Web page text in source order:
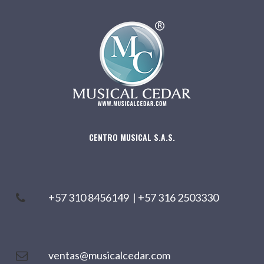
CENTRO MUSICAL S.A.S.
+57 310 8456149 | +57 316 2503330
ventas@musicalcedar.com